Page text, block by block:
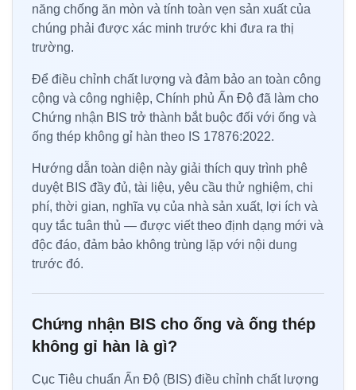
năng chống ăn mòn và tính toàn vẹn sản xuất của
chúng phải được xác minh trước khi đưa ra thị
trường.
Để điều chỉnh chất lượng và đảm bảo an toàn công
cộng và công nghiệp, Chính phủ Ấn Độ đã làm cho
Chứng nhận BIS trở thành bắt buộc đối với ống và
ống thép không gỉ hàn theo IS 17876:2022.
Hướng dẫn toàn diện này giải thích quy trình phê
duyệt BIS đầy đủ, tài liệu, yêu cầu thử nghiệm, chi
phí, thời gian, nghĩa vụ của nhà sản xuất, lợi ích và
quy tắc tuân thủ — được viết theo định dạng mới và
độc đáo, đảm bảo không trùng lặp với nội dung
trước đó.
Chứng nhận BIS cho ống và ống thép
không gỉ hàn là gì?
Cục Tiêu chuẩn Ấn Độ (BIS) điều chỉnh chất lượng